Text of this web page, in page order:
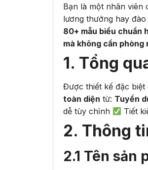
Bạn là một nhân viên
lương thưởng hay
80+ mẫu biểu chuẩn
mà không cần
1. Tổng
Được thiết kế đặc biệt
toàn diện từ: Tuyển
dễ tùy chỉnh
Tiết
2. Thông
2.1 Tên sản